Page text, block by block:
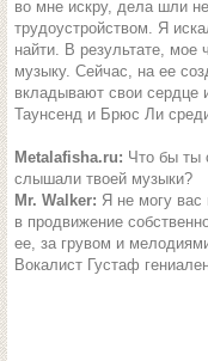
во мне искру, дела шли
трудоустройством. Я
найти. В результате, мое
музыку. Сейчас, на ее
вкладывают свои сердце
Таунсенд и Брюс Ли
Metalafisha.ru: Что бы ты
слышали твоей музыки?
Mr. Walker: Я не могу вас
в продвижение
ее, за грувом и
Вокалист Густаф